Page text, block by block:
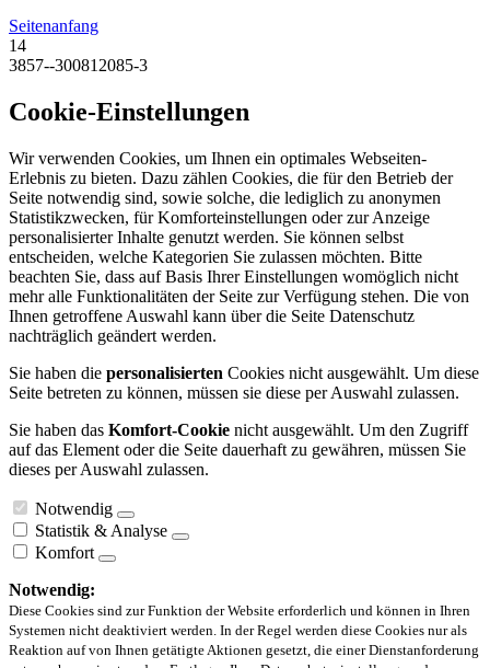
Seitenanfang
14
3857--300812085-3
Cookie-Einstellungen
Wir verwenden Cookies, um Ihnen ein optimales Webseiten-
Erlebnis zu bieten. Dazu zählen Cookies, die für den Betrieb der
Seite notwendig sind, sowie solche, die lediglich zu anonymen
Statistikzwecken, für Komforteinstellungen oder zur Anzeige
personalisierter Inhalte genutzt werden. Sie können selbst
entscheiden, welche Kategorien Sie zulassen möchten. Bitte
beachten Sie, dass auf Basis Ihrer Einstellungen womöglich nicht
mehr alle Funktionalitäten der Seite zur Verfügung stehen. Die von
Ihnen getroffene Auswahl kann über die Seite Datenschutz
nachträglich geändert werden.
Sie haben die personalisierten Cookies nicht ausgewählt. Um diese
Seite betreten zu können, müssen sie diese per Auswahl zulassen.
Sie haben das Komfort-Cookie nicht ausgewählt. Um den Zugriff
auf das Element oder die Seite dauerhaft zu gewähren, müssen Sie
dieses per Auswahl zulassen.
Notwendig
Statistik & Analyse
Komfort
Notwendig:
Diese Cookies sind zur Funktion der Website erforderlich und können in Ihren
Systemen nicht deaktiviert werden. In der Regel werden diese Cookies nur als
Reaktion auf von Ihnen getätigte Aktionen gesetzt, die einer Dienstanforderung